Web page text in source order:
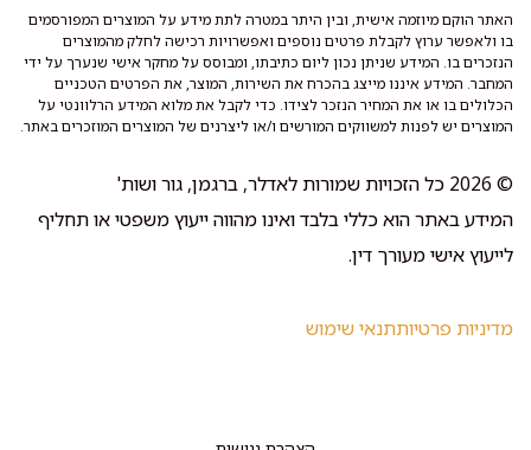
האתר הוקם מיוזמה אישית, ובין היתר במטרה לתת מידע על המוצרים המפורסמים
בו ולאפשר ערוץ לקבלת פרטים נוספים ואפשרויות רכישה לחלק מהמוצרים
הנזכרים בו. המידע שניתן נכון ליום כתיבתו, ומבוסס על מחקר אישי שנערך על ידי
המחבר. המידע איננו מייצג בהכרח את השירות, המוצר, את הפרטים הטכניים
הכלולים בו או את המחיר הנזכר לצידו. כדי לקבל את מלוא המידע הרלוונטי על
המוצרים יש לפנות למשווקים המורשים ו/או ליצרנים של המוצרים המוזכרים באתר.
© 2026 כל הזכויות שמורות לאדלר, ברגמן, גור ושות'
המידע באתר הוא כללי בלבד ואינו מהווה ייעוץ משפטי או תחליף
לייעוץ אישי מעורך דין.
מדיניות פרטיותתנאי שימוש